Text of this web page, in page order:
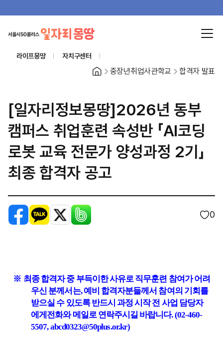
라이프몽땅 자치구센터
홈 중장년취업사관학교 합격자 발표
[일자리정보몽땅]2026년 동부
캠퍼스 취업훈련 속성반 「AI코딩
로봇 교육 전문가 양성과정 2기」
최종 합격자 공고
페이스북카카오톡X 밴드
0
※ 최종 합격자 중 부득이한 사유로 직무훈련 참여가 어려
우신 분께서는,예비 합격자분들께서 참여의 기회를
받으실 수 있도록 반드시 과정 시작 전 사업 담당자
에게전화와 메일로 연락주시길 바랍니다.(02-460-
5507, abcd0323@50plus.or.kr)